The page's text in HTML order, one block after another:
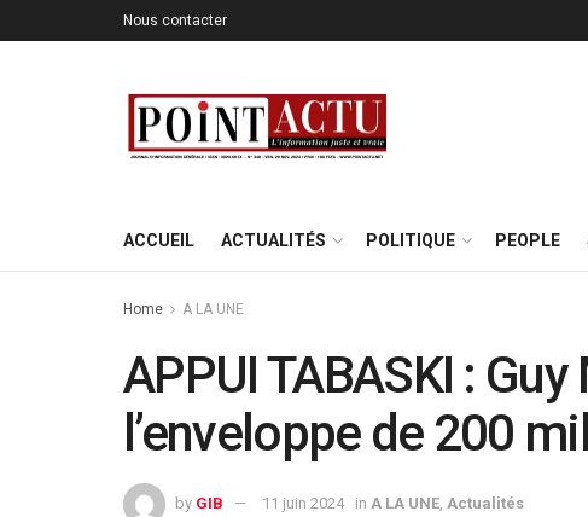
Nous contacter
ACCUEIL ACTUALITÉS POLITIQUE PEOPLE
Home A LA UNE
APPUI TABASKI :
l’enveloppe de 200
by GIB 11 juin 2024 in A LA UNE Actualités